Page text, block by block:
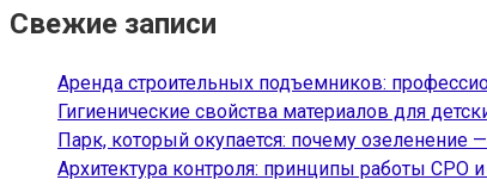
Свежие записи
Аренда строительных подъемников:
Гигиенические свойства материалов для
Парк, который окупается: почему озеленение
Архитектура контроля: принципы работы СРО